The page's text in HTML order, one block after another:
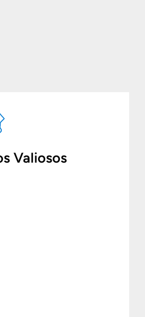
Valiosos